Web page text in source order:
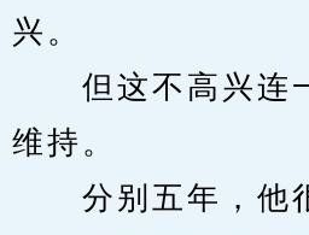
兴。
但这不高兴连
维持。
分别五年，他很